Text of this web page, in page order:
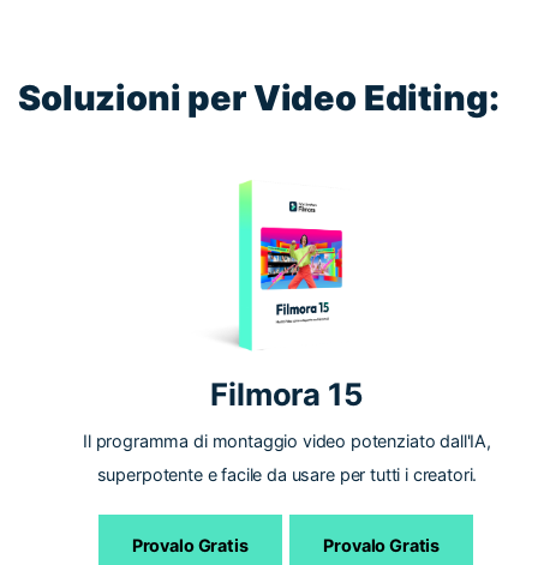
Soluzioni per Video Editing:
Filmora 15
Il programma di montaggio video potenziato dall'IA,
superpotente e facile da usare per tutti i creatori.
Provalo Gratis Provalo Gratis